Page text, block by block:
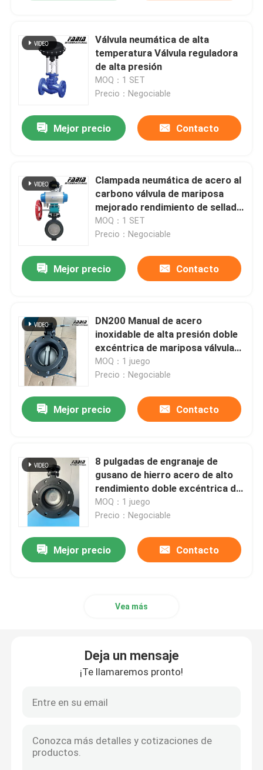
Productos
Los vídeos
Sobre nosotros
Contacta con nosotros
Válvula neumática de alta
temperatura Válvula reguladora
de alta presión
MOQ：1 SET
Precio：Negociable
Mejor precio Contacto
Clampada neumática de acero al
carbono válvula de mariposa
mejorado rendimiento de sellado
para celulosa y papel
MOQ：1 SET
Precio：Negociable
Mejor precio Contacto
DN200 Manual de acero
inoxidable de alta presión doble
excéntrica de mariposa válvula
de agua
MOQ：1 juego
Precio：Negociable
Mejor precio Contacto
8 pulgadas de engranaje de
gusano de hierro acero de alto
rendimiento doble excéntrica de
mariposa válvula de agua
MOQ：1 juego
Precio：Negociable
Mejor precio Contacto
Vea más
Deja un mensaje
¡Te llamaremos pronto!